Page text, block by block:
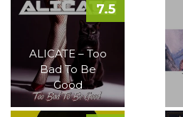
ALICATE – Too
Bad To Be
Good
7.5